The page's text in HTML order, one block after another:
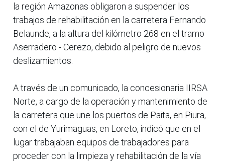
la región Amazonas obligaron a suspender los
trabajos de rehabilitación en la carretera Fernando
Belaunde, a la altura del kilómetro 268 en el tramo
Aserradero - Cerezo, debido al peligro de nuevos
deslizamientos.
A través de un comunicado, la concesionaria IIRSA
Norte, a cargo de la operación y mantenimiento de
la carretera que une los puertos de Paita, en Piura,
con el de Yurimaguas, en Loreto, indicó que en el
lugar trabajaban equipos de trabajadores para
proceder con la limpieza y rehabilitación de la vía